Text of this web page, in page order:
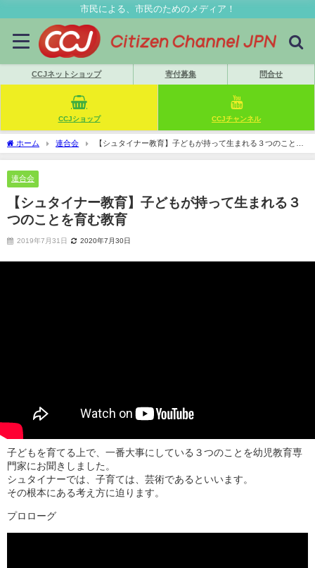
市民による、市民のためのメディア！
CCJネットショップ 寄付募集 問合せ
CCJショップ CCJチャンネル
ホーム 連合会
【シュタイナー教育】子どもが持って生まれる３つのことを
育む教育
連合会
【シュタイナー教育】子どもが持って生まれる３
つのことを育む教育
2019年7月31日 2020年7月30日
子どもを育てる上で、一番大事にしている３つのことを幼児教育専
門家にお聞きしました。
シュタイナーでは、子育ては、芸術であるといいます。
その根本にある考え方に迫ります。
プロローグ